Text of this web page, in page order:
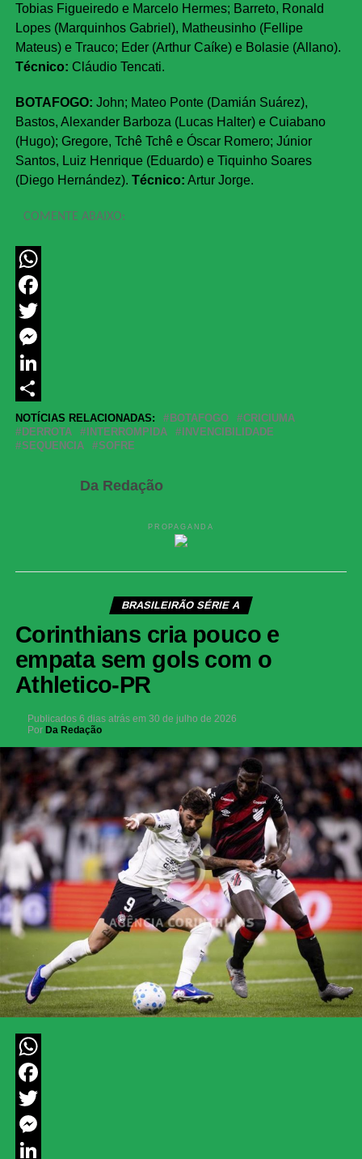
Tobias Figueiredo e Marcelo Hermes; Barreto, Ronald
Lopes (Marquinhos Gabriel), Matheusinho (Fellipe
Mateus) e Trauco; Eder (Arthur Caíke) e Bolasie (Allano).
Técnico: Cláudio Tencati.
BOTAFOGO: John; Mateo Ponte (Damián Suárez),
Bastos, Alexander Barboza (Lucas Halter) e Cuiabano
(Hugo); Gregore, Tchê Tchê e Óscar Romero; Júnior
Santos, Luiz Henrique (Eduardo) e Tiquinho Soares
(Diego Hernández). Técnico: Artur Jorge.
COMENTE ABAIXO:
WhatsApp
Facebook
Twitter
Messenger
LinkedIn
Share
NOTÍCIAS RELACIONADAS: BOTAFOGO
CRICIUMA
DERROTA
INTERROMPIDA
INVENCIBILIDADE
SEQUENCIA
SOFRE
Da Redação
PROPAGANDA
BRASILEIRÃO SÉRIE A
Corinthians cria pouco e
empata sem gols com o
Athletico-PR
Publicados 6 dias atrás em 30 de julho de 2026
Por Da Redação
WhatsApp
Facebook
Twitter
Messenger